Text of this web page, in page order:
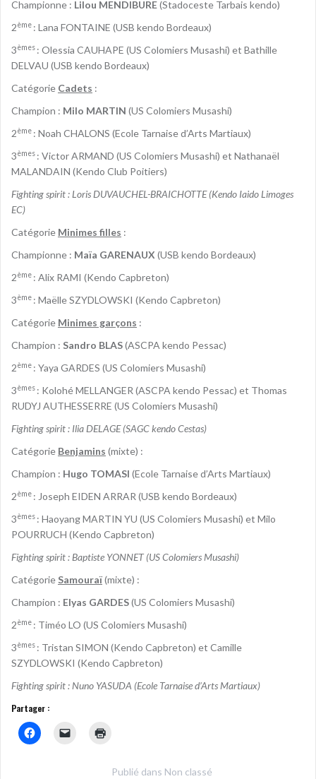
Championne : Lilou MENDIBURE(Stadoceste Tarbais kendo)
2ème : Lana FONTAINE (USB kendo Bordeaux)
3èmes : Olessia CAUHAPE (US Colomiers Musashi) et Bathille
DELVAU (USB kendo Bordeaux)
Catégorie Cadets :
Champion : Milo MARTIN (US Colomiers Musashi)
2ème : Noah CHALONS (Ecole Tarnaise d’Arts Martiaux)
3èmes : Victor ARMAND (US Colomiers Musashi) et Nathanaël
MALANDAIN (Kendo Club Poitiers)
Fighting spirit : Loris DUVAUCHEL-BRAICHOTTE (Kendo Iaido Limoges
EC)
Catégorie Minimes filles :
Championne : Maïa GARENAUX (USB kendo Bordeaux)
2ème : Alix RAMI (Kendo Capbreton)
3ème : Maëlle SZYDLOWSKI (Kendo Capbreton)
Catégorie Minimes garçons :
Champion : Sandro BLAS(ASCPA kendo Pessac)
2ème : Yaya GARDES (US Colomiers Musashi)
3èmes : Kolohé MELLANGER (ASCPA kendo Pessac) et Thomas
RUDYJ AUTHESSERRE (US Colomiers Musashi)
Fighting spirit : Ilia DELAGE (SAGC kendo Cestas)
Catégorie Benjamins (mixte) :
Champion : Hugo TOMASI (Ecole Tarnaise d’Arts Martiaux)
2ème : Joseph EIDEN ARRAR (USB kendo Bordeaux)
3èmes : Haoyang MARTIN YU (US Colomiers Musashi) et Milo
POURRUCH (Kendo Capbreton)
Fighting spirit : Baptiste YONNET (US Colomiers Musashi)
Catégorie Samouraï(mixte) :
Champion : Elyas GARDES(US Colomiers Musashi)
2ème : Timéo LO (US Colomiers Musashi)
3èmes : Tristan SIMON (Kendo Capbreton) et Camille
SZYDLOWSKI (Kendo Capbreton)
Fighting spirit : Nuno YASUDA (Ecole Tarnaise d’Arts Martiaux)
Partager :
Publié dans Non classé